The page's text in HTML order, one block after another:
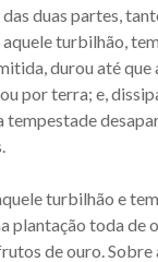
duas partes,
turbilhão,
durou até que
por terra; e,
tempestade
turbilhão e
plantação toda de
de ouro. Sobre